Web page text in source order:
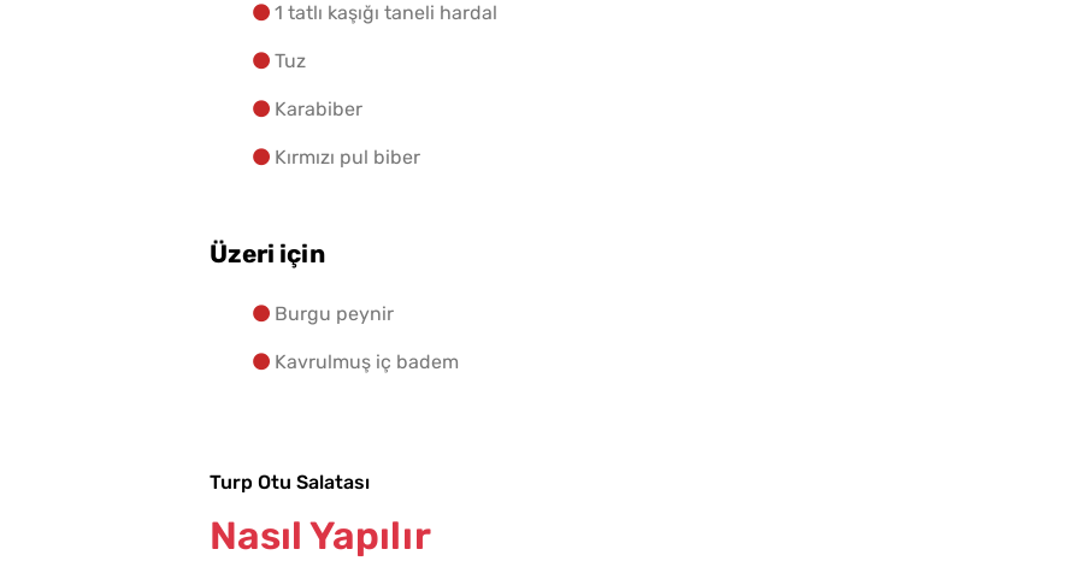
1 tatlı kaşığı taneli hardal
Tuz
Karabiber
Kırmızı pul biber
Üzeri için
Burgu peynir
Kavrulmuş iç badem
Turp Otu Salatası
Nasıl Yapılır